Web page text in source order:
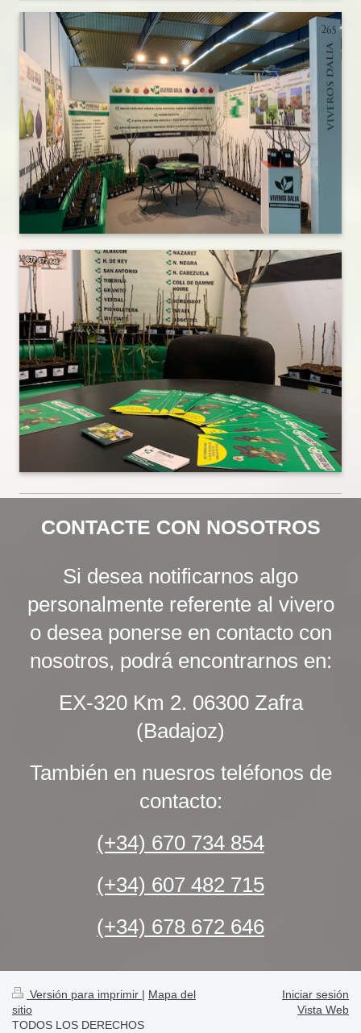
CONTACTE CON NOSOTROS
Si desea notificarnos algo
personalmente referente al vivero
o desea ponerse en contacto con
nosotros, podrá encontrarnos en:
EX-320 Km 2. 06300 Zafra
(Badajoz)
También en nuesros teléfonos de
contacto:
(+34) 670 734 854
(+34) 607 482 715
(+34) 678 672 646
Versión para imprimir | Mapa del
sitio
TODOS LOS DERECHOS
Iniciar sesión
Vista Web